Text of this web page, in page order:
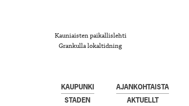
Kauniaisten paikallislehti
Grankulla lokaltidning
KAUPUNKI
STADEN
AJANKOHTAISTA
AKTUELLT